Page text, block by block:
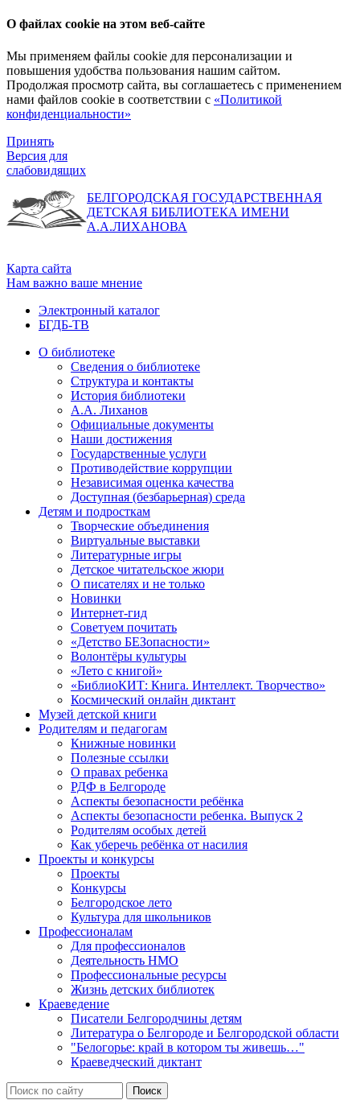
О файлах cookie на этом веб-сайте
Мы применяем файлы cookie для персонализации и
повышения удобства пользования нашим сайтом.
Продолжая просмотр сайта, вы соглашаетесь с применением
нами файлов cookie в соответствии с «Политикой
конфиденциальности»
Принять
Версия для
слабовидящих
БЕЛГОРОДСКАЯ ГОСУДАРСТВЕННАЯ
ДЕТСКАЯ БИБЛИОТЕКА ИМЕНИ
А.А.ЛИХАНОВА
Карта сайта
Нам важно ваше мнение
Электронный каталог
БГДБ-ТВ
О библиотеке
Сведения о библиотеке
Структура и контакты
История библиотеки
А.А. Лиханов
Официальные документы
Наши достижения
Государственные услуги
Противодействие коррупции
Независимая оценка качества
Доступная (безбарьерная) среда
Детям и подросткам
Творческие объединения
Виртуальные выставки
Литературные игры
Детское читательское жюри
О писателях и не только
Новинки
Интернет-гид
Советуем почитать
«Детство БЕЗопасности»
Волонтёры культуры
«Лето с книгой»
«БиблиоКИТ: Книга. Интеллект. Творчество»
Космический онлайн диктант
Музей детской книги
Родителям и педагогам
Книжные новинки
Полезные ссылки
О правах ребенка
РДФ в Белгороде
Аспекты безопасности ребёнка
Аспекты безопасности ребенка. Выпуск 2
Родителям особых детей
Как уберечь ребёнка от насилия
Проекты и конкурсы
Проекты
Конкурсы
Белгородское лето
Культура для школьников
Профессионалам
Для профессионалов
Деятельность НМО
Профессиональные ресурсы
Жизнь детских библиотек
Краеведение
Писатели Белгородчины детям
Литература о Белгороде и Белгородской области
"Белогорье: край в котором ты живешь…"
Краеведческий диктант